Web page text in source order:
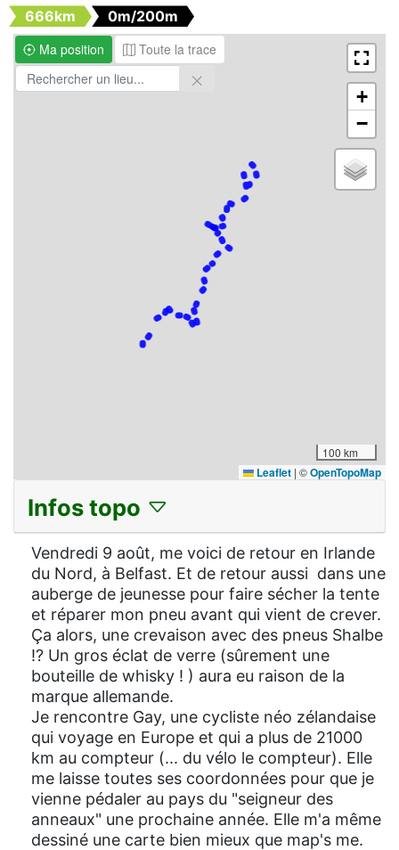
666km
0m/200m
Ma position
Toute la trace
+
−
100 km
Leaflet | ©OpenTopoMap
Infos topo
Vendredi 9 août, me voici de retour en Irlande
du Nord, à Belfast. Et de retour aussi dans une
auberge de jeunesse pour faire sécher la tente
et réparer mon pneu avant qui vient de crever.
Ça alors, une crevaison avec des pneus Shalbe
!? Un gros éclat de verre (sûrement une
bouteille de whisky ! ) aura eu raison de la
marque allemande.
Je rencontre Gay, une cycliste néo zélandaise
qui voyage en Europe et qui a plus de 21000
km au compteur (... du vélo le compteur). Elle
me laisse toutes ses coordonnées pour que je
vienne pédaler au pays du "seigneur des
anneaux" une prochaine année. Elle m'a même
dessiné une carte bien mieux que map's me.